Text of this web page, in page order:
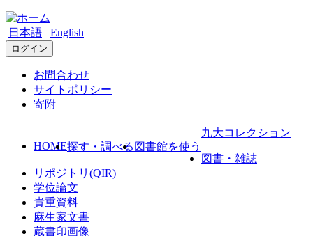
日本語 English
ログイン
お問合わせ
サイトポリシー
寄附
HOME探す・調べる 図書館を使う
九大コレクション
図書・雑誌
リポジトリ(QIR)
学位論文
貴重資料
麻生家文書
蔵書印画像